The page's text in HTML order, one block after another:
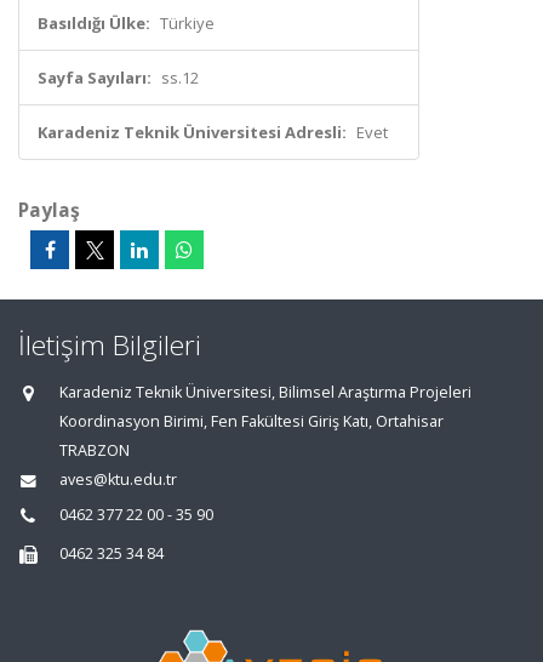
Basıldığı Ülke: Türkiye
Sayfa Sayıları: ss.12
Karadeniz Teknik Üniversitesi Adresli: Evet
Paylaş
İletişim Bilgileri
Karadeniz Teknik Üniversitesi, Bilimsel Araştırma Projeleri
Koordinasyon Birimi, Fen Fakültesi Giriş Katı, Ortahisar
TRABZON
aves@ktu.edu.tr
0462 377 22 00 - 35 90
0462 325 34 84